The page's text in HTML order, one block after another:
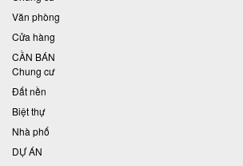
Văn phòng
Cửa hàng
CẦN BÁN
Chung cư
Đất nền
Biệt thự
Nhà phố
DỰ ÁN